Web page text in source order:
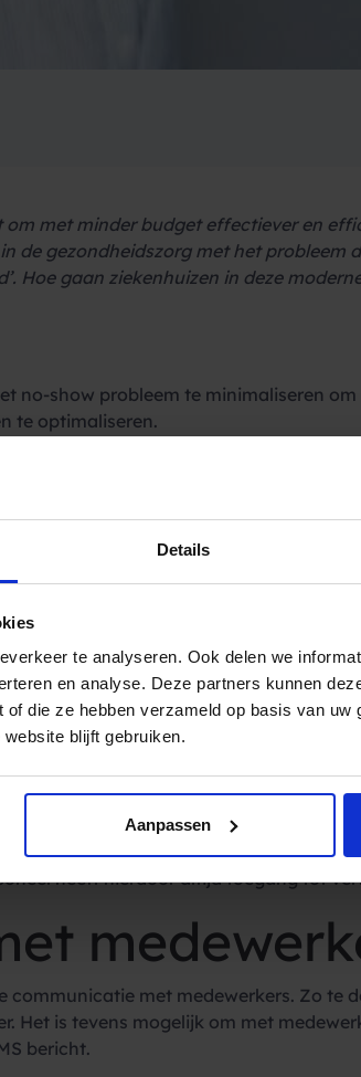
Details
te analyseren. Ook delen we
en analyse. Deze partners kunnen
die ze hebben verzameld op basis van
blijft gebruiken.
Aanpassen
met minder budget effectiever en
de gezondheidszorg met het
Hoe gaan ziekenhuizen in deze
no-show probleem te minimaliseren
te optimaliseren.
per SMS
de no-show
personeel én minimaliseert het de
van
ontvangen voor het
het innamepatroon veel regelmatiger,
SMS notificatiesmet informatie over het
per SMS. Dit verbetert de
heeft hierdoor altijd toegang tot
communicatie met medewerkers. Zo te
Het is tevens mogelijk om met
bericht.